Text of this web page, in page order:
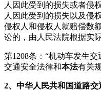
人因此受到的损失或者侵
人因此受到的损失以及侵
侵权人和侵权人就赔偿数
讼的，由人民法院根据实
第1208条： “机动车发生交
交通安全法律和本法有关
2、中华人民共和国道路交